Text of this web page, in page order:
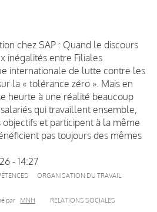
chez SAP : Quand le discours
inégalités entre Filiales
internationale de lutte contre les
la « tolérance zéro ». Mais en
heurte à une réalité beaucoup
qui travaillent ensemble,
et participent à la même
pas toujours des mêmes
- 14:27
ORGANISATION DU TRAVAIL
par MNH RELATIONS SOCIALES